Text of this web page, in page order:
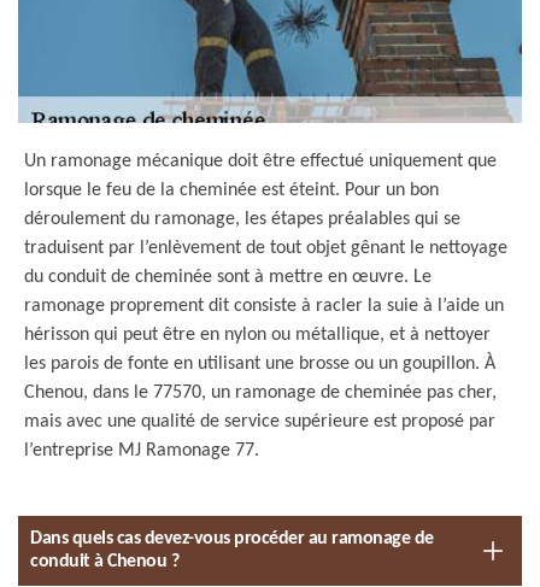
Un ramonage mécanique doit être effectué uniquement que
lorsque le feu de la cheminée est éteint. Pour un bon
déroulement du ramonage, les étapes préalables qui se
traduisent par l’enlèvement de tout objet gênant le nettoyage
du conduit de cheminée sont à mettre en œuvre. Le
ramonage proprement dit consiste à racler la suie à l’aide un
hérisson qui peut être en nylon ou métallique, et à nettoyer
les parois de fonte en utilisant une brosse ou un goupillon. À
Chenou, dans le 77570, un ramonage de cheminée pas cher,
mais avec une qualité de service supérieure est proposé par
l’entreprise MJ Ramonage 77.
Dans quels cas devez-vous procéder au ramonage de
conduit à Chenou ?